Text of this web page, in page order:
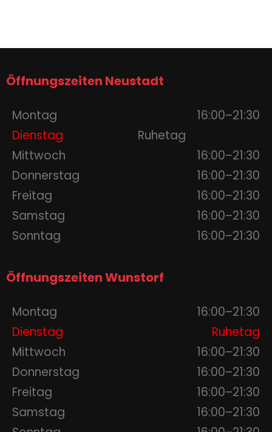
Öffnungszeiten Neustadt
Montag
16:00–21:30
Dienstag
Ruhetag
Mittwoch
16:00–21:30
Donnerstag
16:00–21:30
Freitag
16:00–21:30
Samstag
16:00–21:30
Sonntag
16:00–21:30
Öffnungszeiten Wunstorf
Montag
16:00–21:30
Dienstag
Ruhetag
Mittwoch
16:00–21:30
Donnerstag
16:00–21:30
Freitag
16:00–21:30
Samstag
16:00–21:30